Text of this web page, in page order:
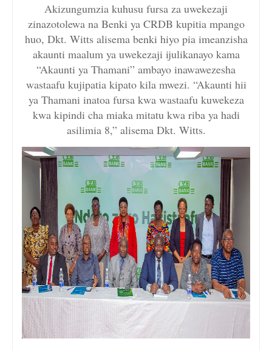
Akizungumzia kuhusu fursa za uwekezaji
zinazotolewa na Benki ya CRDB kupitia mpango
huo, Dkt. Witts alisema benki hiyo pia imeanzisha
akaunti maalum ya uwekezaji ijulikanayo kama
“Akaunti ya Thamani” ambayo inawawezesha
wastaafu kujipatia kipato kila mwezi. “Akaunti hii
ya Thamani inatoa fursa kwa wastaafu kuwekeza
kwa kipindi cha miaka mitatu kwa riba ya hadi
asilimia 8,” alisema Dkt. Witts.